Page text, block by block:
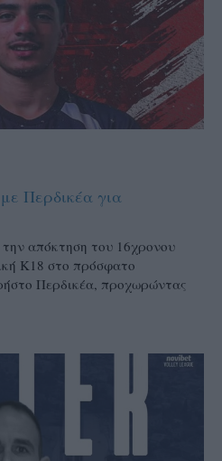
Περδικέα για
απόκτηση του 16χρονου
Κ18 στο πρόσφατο
Περδικέα, προχωρώντας